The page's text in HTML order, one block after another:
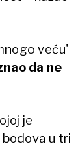
veću'
da ne
je
u tri